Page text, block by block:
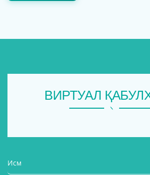
ВИРТУАЛ